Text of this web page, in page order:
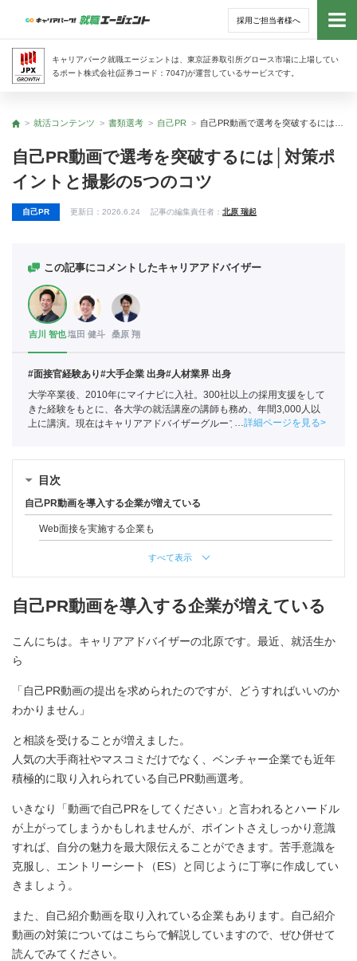
採用ご担当者様へ
キャリアパーク就職エージェントは、東京証券取引所グロース市場に上場してい
るポート株式会社(証券コード：7047)が運営しているサービスです。
トッ
トップ
就活コンテンツ 書類選考 自己PR
自己PR動画で選考を突破するには│対策ポ
イントと撮影の5つのコツ
自己PR 更新日： 2026.6.24 記事の編集責任者： 北原 瑞起
この記事にコメントしたキャリアアドバイザー
吉川 智也塩田 健斗 桑原 翔
#面接官経験あり#大手企業 出身#人材業界 出身
大学卒業後、2010年にマイナビに入社。300社以上の採用支援をして
きた経験をもとに、各大学の就活講座の講師も務め、年間3,000人以
上に講演。現在はキャリアアドバイザーグループの責任者として年間
詳細ページを見る
目次
自己PR動画を導入する企業が増えている
Web面接を実施する企業も
すべて表示
自己PR動画を導入する企業が増えている
こんにちは。キャリアアドバイザーの北原です。最近、就活生か
ら
「自己PR動画の提出を求められたのですが、どうすればいいのか
わかりません」
と相談を受けることが増えました。
人気の大手商社やマスコミだけでなく、ベンチャー企業でも近年
積極的に取り入れられている自己PR動画選考。
いきなり「動画で自己PRをしてください」と言われるとハードル
が上がってしまうかもしれませんが、ポイントさえしっかり意識
すれば、自分の魅力を最大限伝えることができます。苦手意識を
克服し、エントリーシート（ES）と同じように丁寧に作成してい
きましょう。
また、自己紹介動画を取り入れている企業もあります。自己紹介
動画の対策についてはこちらで解説していますので、ぜひ併せて
読んでみてください。